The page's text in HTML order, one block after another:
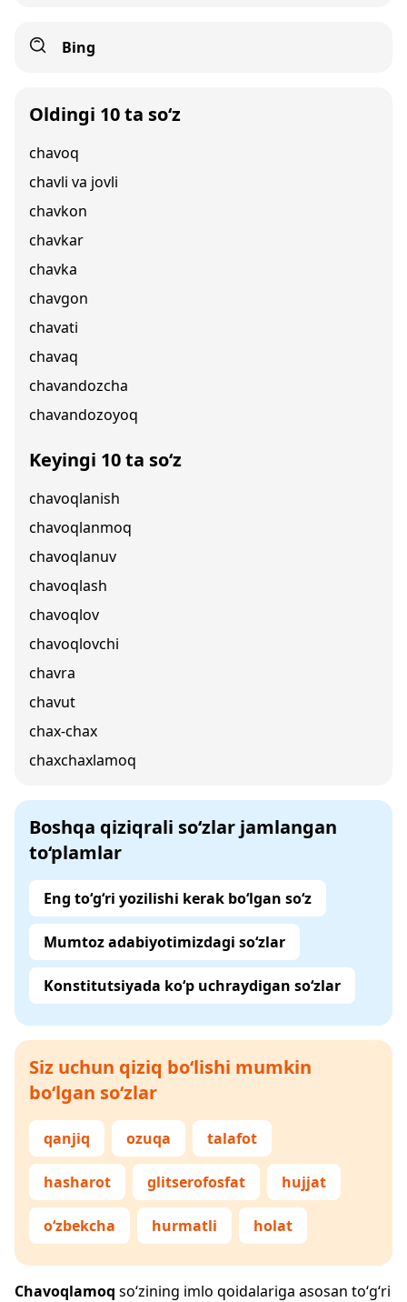
Bing
Oldingi 10 ta so‘z
chavoq
chavli va jovli
chavkon
chavkar
chavka
chavgon
chavati
chavaq
chavandozcha
chavandozoyoq
Keyingi 10 ta so‘z
chavoqlanish
chavoqlanmoq
chavoqlanuv
chavoqlash
chavoqlov
chavoqlovchi
chavra
chavut
chax-chax
chaxchaxlamoq
Boshqa qiziqrali so‘zlar jamlangan
to‘plamlar
Eng to‘g‘ri yozilishi kerak bo‘lgan so‘z
Mumtoz adabiyotimizdagi so‘zlar
Konstitutsiyada ko‘p uchraydigan so‘zlar
Siz uchun qiziq bo‘lishi mumkin
bo‘lgan so‘zlar
qanjiq ozuqa talafot
hasharot glitserofosfat hujjat
o‘zbekcha hurmatli holat
Chavoqlamoq so‘zining imlo qoidalariga asosan to‘g‘ri